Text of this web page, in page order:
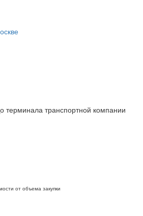
терминала транспортной компании
от объема закупки